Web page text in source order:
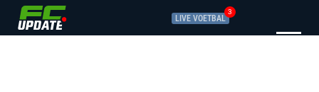
LIVE VOETBAL
3